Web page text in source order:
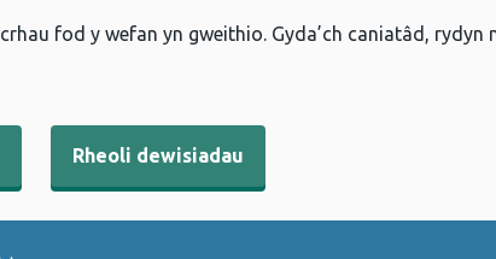
fod y wefan yn gweithio. Gyda’ch caniatâd,
Rheoli dewisiadau